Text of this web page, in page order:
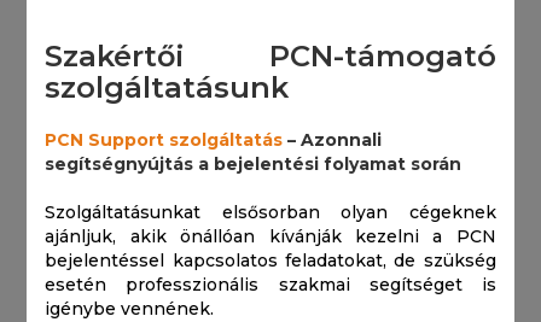
Szakértői PCN-támogató
szolgáltatásunk
PCN Support szolgáltatás– Azonnali
segítségnyújtás a bejelentési folyamat során
Szolgáltatásunkat elsősorban olyan cégeknek
ajánljuk, akik önállóan kívánják kezelni a PCN
bejelentéssel kapcsolatos feladatokat, de szükség
esetén professzionális szakmai segítséget is
igénybe vennének.